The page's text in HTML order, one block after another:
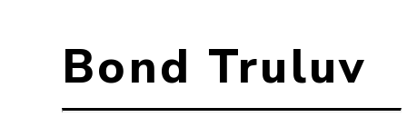
Bond Truluv